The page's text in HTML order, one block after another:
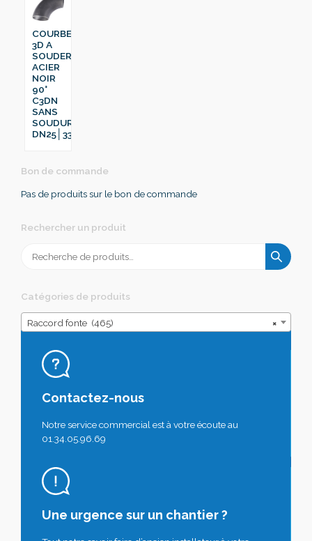
COURBE
3D A
SOUDER
ACIER
NOIR
90°
C3DN
SANS
SOUDURE
DN25│33.7
Bon de commande
Pas de produits sur le bon de commande
Rechercher un produit
pour :
Catégories de produits
×
Raccord fonte (465)
Contactez-nous
Notre service commercial est à votre écoute au
01.34.05.96.69
Une urgence sur un chantier ?